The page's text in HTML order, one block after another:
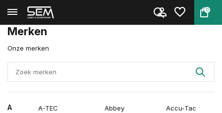
0
Terug Home
Merken
Onze merken
A A-TEC Abbey Accu-Tac